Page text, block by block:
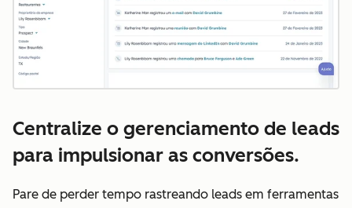
Centralize o gerenciamento de leads
para impulsionar as conversões.
Pare de perder tempo rastreando leads em ferramentas